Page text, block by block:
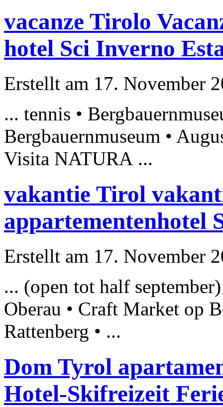
vacanze Tirolo
hotel Sci Inverno
Erstellt am 17. November
... tennis •
Bergbauernmuseum •
Visita NATURA ...
vakantie Tirol
appartementenhotel
Erstellt am 17. November
... (open tot half
Oberau • Craft Market op
Rattenberg • ...
Dom Tyrol
Hotel-Skifreizeit